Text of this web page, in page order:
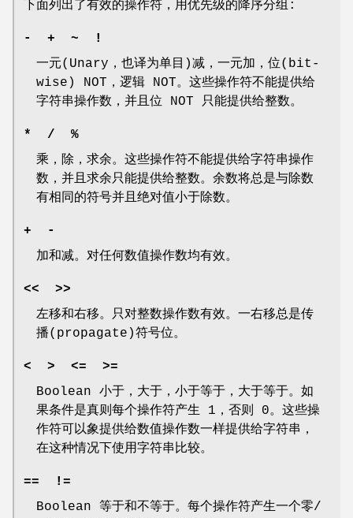
下面列出了有效的操作符，用优先级的降序分组:
- + ~ !
一元(Unary，也译为单目)减，一元加，位(bit-
wise) NOT，逻辑 NOT。这些操作符不能提供给
字符串操作数，并且位 NOT 只能提供给整数。
* / %
乘，除，求余。这些操作符不能提供给字符串操作
数，并且求余只能提供给整数。余数将总是与除数
有相同的符号并且绝对值小于除数。
+ -
加和减。对任何数值操作数均有效。
<< >>
左移和右移。只对整数操作数有效。一右移总是传
播(propagate)符号位。
< > <= >=
Boolean 小于，大于，小于等于，大于等于。如
果条件是真则每个操作符产生 1，否则 0。这些操
作符可以象提供给数值操作数一样提供给字符串，
在这种情况下使用字符串比较。
== !=
Boolean 等于和不等于。每个操作符产生一个零/